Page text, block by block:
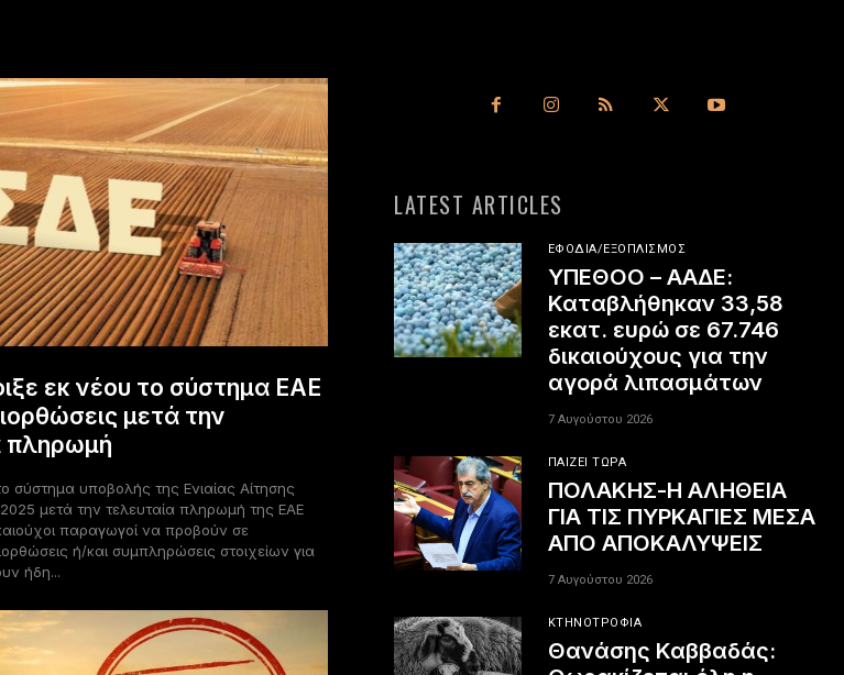
εκ νέου το σύστημα ΕΑΕ
μετά την
πληρωμή
σύστημα υποβολής της Ενιαίας Αίτησης
μετά την τελευταία πληρωμή της ΕΑΕ
παραγωγοί να προβούν σε
ή/και συμπληρώσεις στοιχείων για
ήδη...
LATEST ARTICLES
ΕΦΌΔΙΑ/ΕΞΟΠΛΙΣΜΌΣ
ΥΠΕΘΟΟ – ΑΑΔΕ:
Καταβλήθηκαν 33,58
εκατ. ευρώ σε 67.746
δικαιούχους για την
αγορά λιπασμάτων
7 Αυγούστου 2026
ΠΑΊΖΕΙ ΤΏΡΑ
ΠΟΛΑΚΗΣ-Η ΑΛΗΘΕΙΑ
ΓΙΑ ΤΙΣ ΠΥΡΚΑΓΙΕΣ ΜΕΣΑ
ΑΠΟ ΑΠΟΚΑΛΥΨΕΙΣ
7 Αυγούστου 2026
ΚΤΗΝΟΤΡΟΦΊΑ
Θανάσης Καββαδάς: